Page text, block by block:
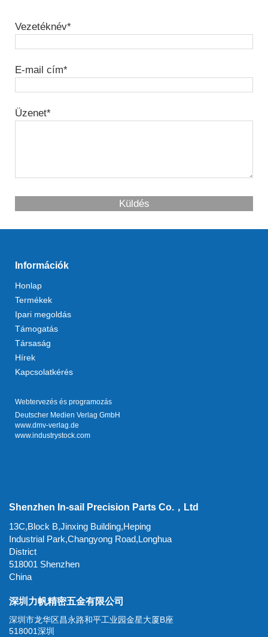
Vezetéknév*
E-mail cím*
Üzenet*
Küldés
Információk
Honlap
Termékek
Ipari megoldás
Támogatás
Társaság
Hírek
Kapcsolatkérés
Webtervezés és programozás
Deutscher Medien Verlag GmbH
www.dmv-verlag.de
www.industrystock.com
Shenzhen In-sail Precision Parts Co.，Ltd
13C,Block B,Jinxing Building,Heping
Industrial Park,Changyong Road,Longhua
District
518001 Shenzhen
China
深圳力帆精密五金有限公司
深圳市龙华区昌永路和平工业园金星大厦B座
518001深圳